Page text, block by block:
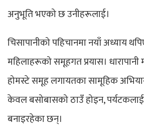
अनुभूति भएको छ उनीहरूलाई।
चिसापानीको पहिचानमा नयाँ अध्याय
महिलाहरूको समूहगत प्रयास।
होमस्टे समूह लगायतका सामूहिक
केवल बसोबासको ठाउँ होइन,
बनाइरहेका छन्।